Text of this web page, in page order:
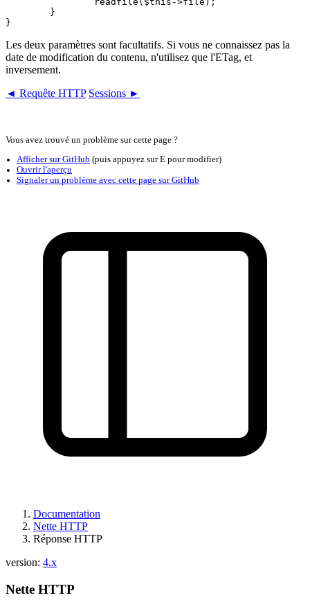
Les deux paramètres sont facultatifs. Si vous ne connaissez pas la
date de modification du contenu, n'utilisez que l'ETag, et
inversement.
◄ Requête HTTP Sessions ►
Documentation
Nette HTTP
Réponse HTTP
version: 4.x
Nette HTTP